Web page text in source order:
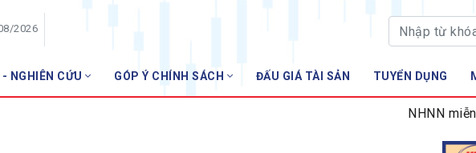
2026
NGHIÊN CỨU GÓP Ý CHÍNH SÁCH ĐẤU GIÁ TÀI SẢN TUYỂN DỤNG
NHNN miễn